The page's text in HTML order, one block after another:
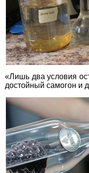
«Лишь два условия
достойный самогон и